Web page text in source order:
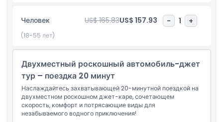
впечатления и невероятные возможности для фото. Чтобы
сделать ваше приключение еще приятнее, мы
предоставляем качественные спасательные жилеты,
ваша поездка на Джет Каре — это не просто водное
развлечение, это лучший способ объединить приключения,
осмотр достопримечательностей и незабываемые
воспоминания о Дубае.
Человек US$ 165.83US$ 157.93 - 1 +
(18-55 лет)
Двухместный роскошный автомобиль-джет
тур – поездка 20 минут
Наслаждайтесь захватывающей 20-минутной поездкой на
двухместном роскошном джет-каре, сочетающем
скорость, комфорт и потрясающие виды для
незабываемого водного приключения!